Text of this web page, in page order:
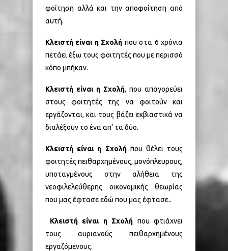
φοίτηση αλλά και την αποφοίτηση από
αυτή.
Κλειστή είναι η Σχολή που στα 6 χρόνια
πετάει έξω τους φοιτητές που με περισσό
κόπο μπήκαν.
Κλειστή είναι η Σχολή, που απαγορεύει
στους φοιτητές της να φοιτούν και
εργάζονται, και τους βάζει εκβιαστικά να
διαλέξουν το ένα απ’ τα δύο.
Κλειστή είναι η Σχολήπου θέλει τους
φοιτητές πειθαρχημένους, μονόπλευρους,
υποταγμένους στην αλήθεια της
νεοφιλελεύθερης οικονομικής θεωρίας
που μας έφτασε εδώ που μας έφτασε..
Κλειστή είναι η Σχολή που φτιάχνει
τους αυριανούς πειθαρχημένους
εργαζόμενους.